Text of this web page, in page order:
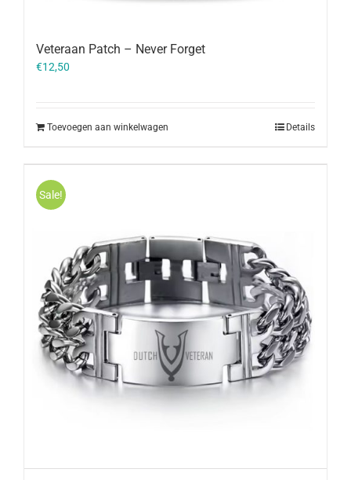
Veteraan Patch – Never Forget
€12,50
Toevoegen aan winkelwagen Details
Sale!